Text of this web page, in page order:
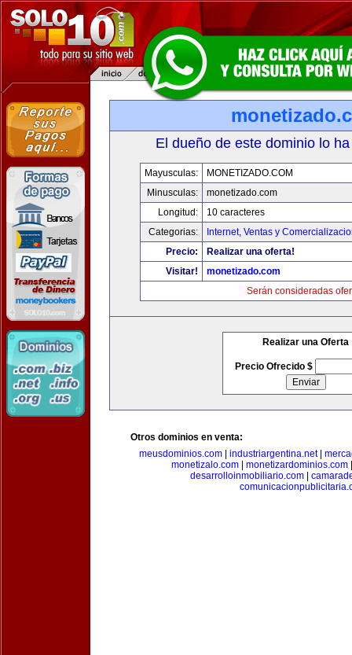
El dueño de este dominio lo
Mayusculas:
MONETIZADO.COM
Minusculas:
monetizado.com
Longitud:
10 caracteres
Categorias:
Internet, Ventas y
Precio:
Realizar una oferta!
Visitar!
monetizado.com
Serán consideradas
Realizar una Oferta
Precio Ofrecido $
Otros dominios en venta:
meusdominios.com| industriargentina.net|
monetizalo.com| monetizardominios.com
desarrolloinmobiliario.com